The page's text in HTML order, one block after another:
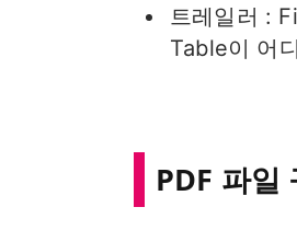
트레일러 :
Table이 어
PDF 파일